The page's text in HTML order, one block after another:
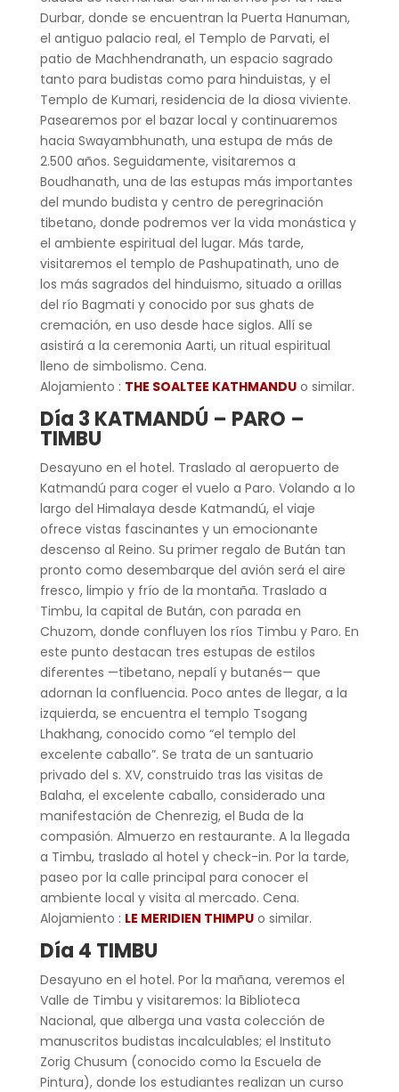
Durbar, donde se encuentran la Puerta Hanuman,
el antiguo palacio real, el Templo de Parvati, el
patio de Machhendranath, un espacio sagrado
tanto para budistas como para hinduistas, y el
Templo de Kumari, residencia de la diosa viviente.
Pasearemos por el bazar local y continuaremos
hacia Swayambhunath, una estupa de más de
2.500 años. Seguidamente, visitaremos a
Boudhanath, una de las estupas más importantes
del mundo budista y centro de peregrinación
tibetano, donde podremos ver la vida monástica y
el ambiente espiritual del lugar. Más tarde,
visitaremos el templo de Pashupatinath, uno de
los más sagrados del hinduismo, situado a orillas
del río Bagmati y conocido por sus ghats de
cremación, en uso desde hace siglos. Allí se
asistirá a la ceremonia Aarti, un ritual espiritual
lleno de simbolismo. Cena.
Alojamiento : THE SOALTEE KATHMANDUo similar.
Día 3 KATMANDÚ – PARO –
TIMBU
Desayuno en el hotel. Traslado al aeropuerto de
Katmandú para coger el vuelo a Paro. Volando a lo
largo del Himalaya desde Katmandú, el viaje
ofrece vistas fascinantes y un emocionante
descenso al Reino. Su primer regalo de Bután tan
pronto como desembarque del avión será el aire
fresco, limpio y frío de la montaña. Traslado a
Timbu, la capital de Bután, con parada en
Chuzom, donde confluyen los ríos Timbu y Paro. En
este punto destacan tres estupas de estilos
diferentes —tibetano, nepalí y butanés— que
adornan la confluencia. Poco antes de llegar, a la
izquierda, se encuentra el templo Tsogang
Lhakhang, conocido como “el templo del
excelente caballo”. Se trata de un santuario
privado del s. XV, construido tras las visitas de
Balaha, el excelente caballo, considerado una
manifestación de Chenrezig, el Buda de la
compasión. Almuerzo en restaurante. A la llegada
a Timbu, traslado al hotel y check-in. Por la tarde,
paseo por la calle principal para conocer el
ambiente local y visita al mercado. Cena.
Alojamiento : LE MERIDIEN THIMPUo similar.
Día 4 TIMBU
Desayuno en el hotel. Por la mañana, veremos el
Valle de Timbu y visitaremos: la Biblioteca
Nacional, que alberga una vasta colección de
manuscritos budistas incalculables; el Instituto
Zorig Chusum (conocido como la Escuela de
Pintura), donde los estudiantes realizan un curso